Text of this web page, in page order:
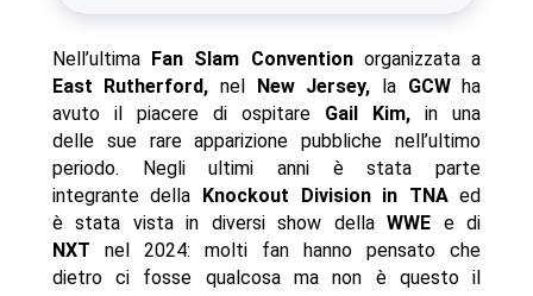
Nell’ultima Fan Slam Conventionorganizzata a
East Rutherford,nel New Jersey, la GCWha
avuto il piacere di ospitare Gail Kim, in una
delle sue rare apparizione pubbliche nell’ultimo
periodo. Negli ultimi anni è stata parte
integrante della
Knockout Division in TNAed
è stata vista in diversi show dellaWWE e di
NXT nel 2024: molti fan hanno pensato che
dietro ci fosse qualcosa ma non è questo il